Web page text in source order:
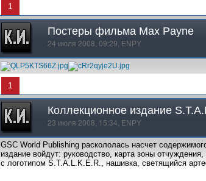
1
Постеры фильма Max Payne
24 июля 2008, 09:29, ENPY
1
Коллекционное издание
23 июля 2008, 15:34, ENPY
GSC World Publishing раскололась насчет
издание войдут: руководство, карта зоны
с логотипом S.T.A.L.K.E.R., нашивка, светящийся